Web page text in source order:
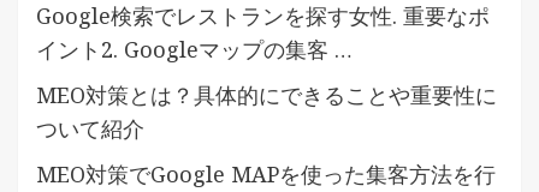
Google検索でレストランを探す女性. 重要なポ
イント2. Googleマップの集客 …
MEO対策とは？具体的にできることや重要性に
ついて紹介
MEO対策でGoogle MAPを使った集客方法を行